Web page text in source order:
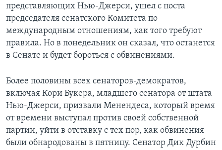
представляющих Нью-Джерси, ушел с поста
председателя сенатского Комитета по
международным отношениям, как того требуют
правила. Но в понедельник он сказал, что останется
в Сенате и будет бороться с обвинениями.
Более половины всех сенаторов-демократов,
включая Кори Букера, младшего сенатора от штата
Нью-Джерси, призвали Менендеса, который время
от времени выступал против своей собственной
партии, уйти в отставку с тех пор, как обвинения
были обнародованы в пятницу. Сенатор Дик Дурбин